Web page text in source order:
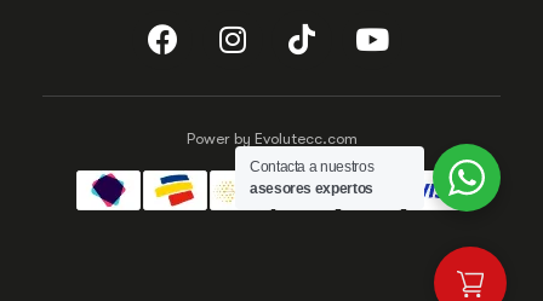
Power by Evolutecc.com
Contacta a nuestros
asesores expertos